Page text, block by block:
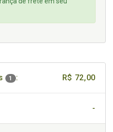
1 : R$ 72,00
-